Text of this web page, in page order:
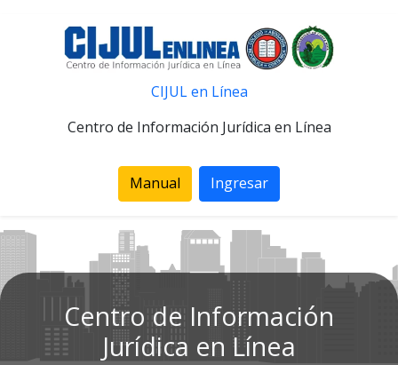
CIJUL en Línea
Centro de Información Jurídica en Línea
Manual Ingresar
Centro de Información
Jurídica en Línea